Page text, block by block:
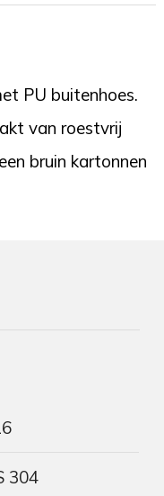
PU buitenhoes.
van roestvrij
bruin kartonnen
304